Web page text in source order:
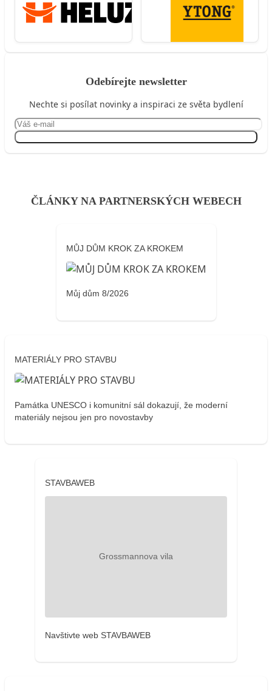
Odebírejte newsletter
Nechte si posílat novinky a inspiraci ze světa bydlení
ČLÁNKY NA PARTNERSKÝCH WEBECH
MŮJ DŮM KROK ZA KROKEM
Můj dům 8/2026
MATERIÁLY PRO STAVBU
Památka UNESCO i komunitní sál dokazují, že moderní
materiály nejsou jen pro novostavby
STAVBAWEB
Navštivte web STAVBAWEB